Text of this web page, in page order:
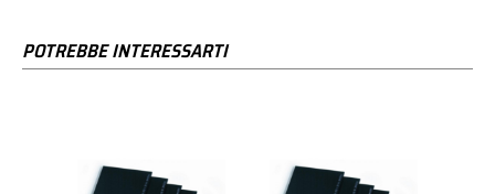
POTREBBE INTERESSARTI